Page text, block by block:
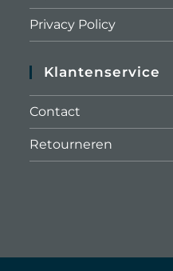
Privacy Policy
Klantenservice
Contact
Retourneren